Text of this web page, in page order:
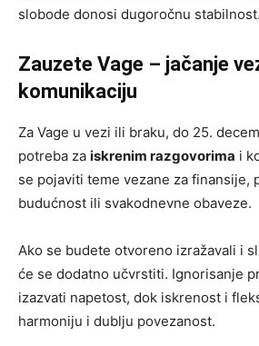
slobode donosi dugoročnu stabilnost.
Zauzete Vage – jačanje
komunikaciju
Za Vage u vezi ili braku, do 25.
potreba za iskrenim razgovorima i
se pojaviti teme vezane za finansije,
budućnost ili svakodnevne obaveze.
Ako se budete otvoreno izražavali i
će se dodatno učvrstiti. Ignorisanje
izazvati napetost, dok iskrenost i
harmoniju i dublju povezanost.